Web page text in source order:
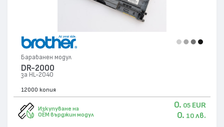
Барабанен модул
DR-2000
за HL-2040
12000 копия
Изкупуване на
OEM върджин модул
0. 05 EUR
0. 10 лв.